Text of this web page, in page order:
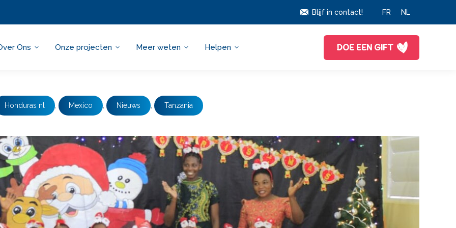
Blijf in contact! FR NL
Ons Onze projecten Meer weten Helpen DOE EEN GIFT
Honduras nl , Mexico , Nieuws , Tanzania